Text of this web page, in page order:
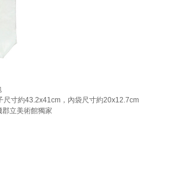
尺寸約43.2x41cm，內袋尺寸約20x12.7cm
立美術館獨家